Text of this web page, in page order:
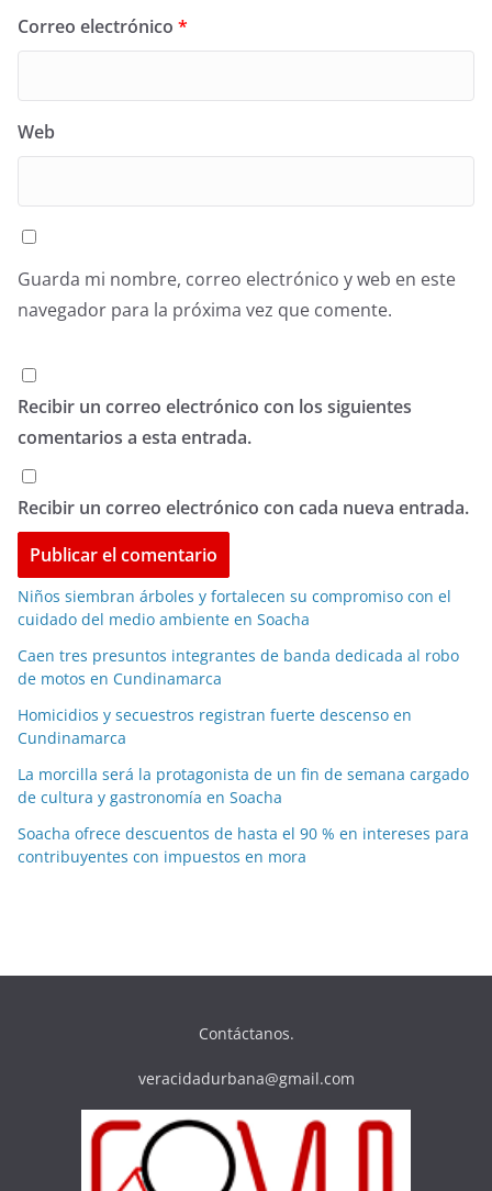
Correo electrónico *
Web
Guarda mi nombre, correo electrónico y web en este
navegador para la próxima vez que comente.
Recibir un correo electrónico con los siguientes
comentarios a esta entrada.
Recibir un correo electrónico con cada nueva entrada.
Niños siembran árboles y fortalecen su compromiso con el
cuidado del medio ambiente en Soacha
Caen tres presuntos integrantes de banda dedicada al robo
de motos en Cundinamarca
Homicidios y secuestros registran fuerte descenso en
Cundinamarca
La morcilla será la protagonista de un fin de semana cargado
de cultura y gastronomía en Soacha
Soacha ofrece descuentos de hasta el 90 % en intereses para
contribuyentes con impuestos en mora
Contáctanos.
veracidadurbana@gmail.com